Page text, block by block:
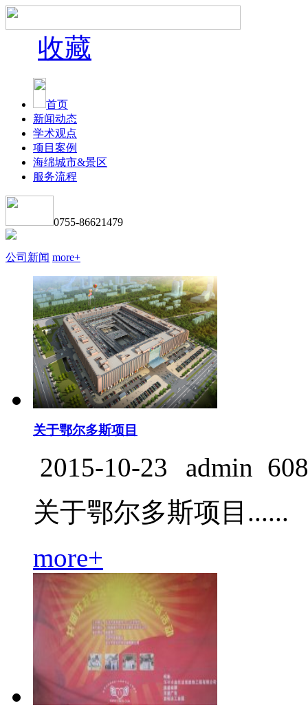
收藏
首页
新闻动态
学术观点
项目案例
海绵城市&景区
服务流程
0755-86621479
公司新闻 more+
关于鄂尔多斯项目
2015-10-23 admin 608
关于鄂尔多斯项目......
more+